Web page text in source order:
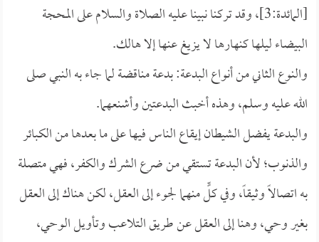
[المائدة:3]، وقد تركنا نبينا عليه الصلاة والسلام على المحجة
البيضاء ليلها كنهارها لا يزيغ عنها إلا هالك.
والنوع الثاني من أنواع البدعة: بدعة مناقضة لما جاء به النبي صلى
الله عليه وسلم، وهذه أخبث البدعتين وأشنعهما.
والبدعة يفضل الشيطان إيقاع الناس فيها على ما بعدها من الكبائر
والذنوب؛ لأن البدعة تستقي من ضرع الشرك والكفر، فهي متصلة
به اتصالاً وثيقاً، وفي كلٍّ منهما لجوء إلى العقل، لكن هناك إلى العقل
بغير وحي، وهنا إلى العقل عن طريق التلاعب وتأويل الوحي،